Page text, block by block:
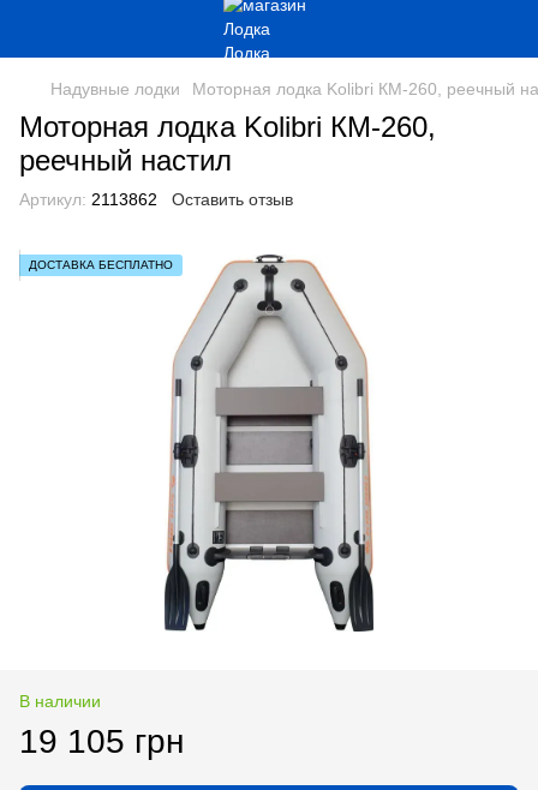
Надувные лодки Моторная лодка Kolibri КМ-260, реечный
Моторная лодка Kolibri КМ-260,
реечный настил
Артикул: 2113862 Оставить отзыв
ДОСТАВКА БЕСПЛАТНО
В наличии
19 105 грн